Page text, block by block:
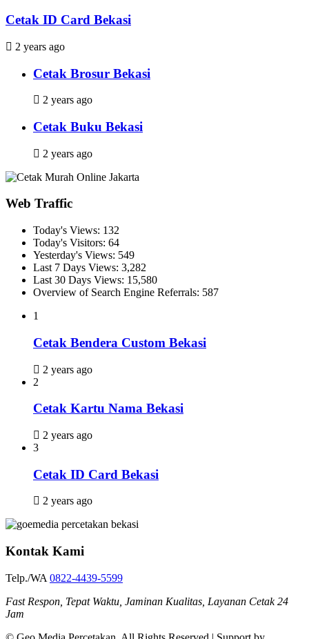
Cetak ID Card Bekasi
2 years ago
Cetak Brosur Bekasi
2 years ago
Cetak Buku Bekasi
2 years ago
Web Traffic
Today's Views: 132
Today's Visitors: 64
Yesterday's Views: 549
Last 7 Days Views: 3,282
Last 30 Days Views: 15,580
Overview of Search Engine Referrals: 587
1
Cetak Bendera Custom Bekasi
2 years ago
2
Cetak Kartu Nama Bekasi
2 years ago
3
Cetak ID Card Bekasi
2 years ago
Kontak Kami
Telp./WA 0822-4439-5599
Fast Respon, Tepat Waktu, Jaminan Kualitas, Layanan Cetak 24
Jam